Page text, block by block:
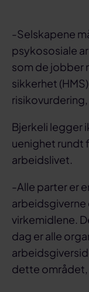
-Selskapene
psykososiale
som de jobber
sikkerhet
Bjerkeli legger
uenighet rundt
arbeidslivet.
-Alle parter er
arbeidsgiverne
virkemidlene.
dag er alle
dette området,